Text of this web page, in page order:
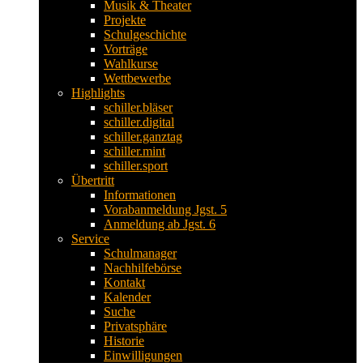
Musik & Theater
Projekte
Schulgeschichte
Vorträge
Wahlkurse
Wettbewerbe
Highlights
schiller.bläser
schiller.digital
schiller.ganztag
schiller.mint
schiller.sport
Übertritt
Informationen
Vorabanmeldung Jgst. 5
Anmeldung ab Jgst. 6
Service
Schulmanager
Nachhilfebörse
Kontakt
Kalender
Suche
Privatsphäre
Historie
Einwilligungen